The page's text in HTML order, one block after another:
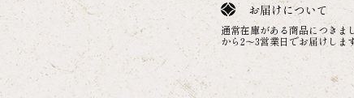
お届けについて
通常在庫がある商品につきま
から2～3営業日でお届けします